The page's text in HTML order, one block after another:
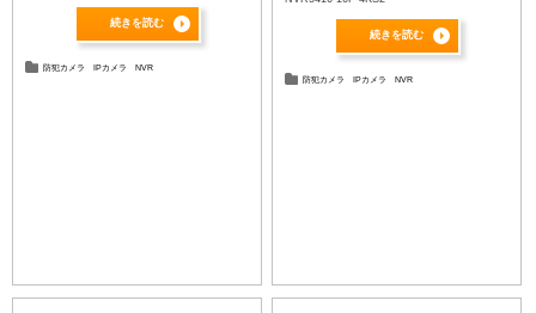
続きを読む
防犯カメラ IPカメラ NVR
続きを読む
防犯カメラ IPカメラ NVR